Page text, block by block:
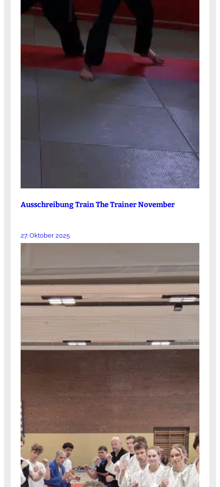
Ausschreibung Train The Trainer November
27. Oktober 2025